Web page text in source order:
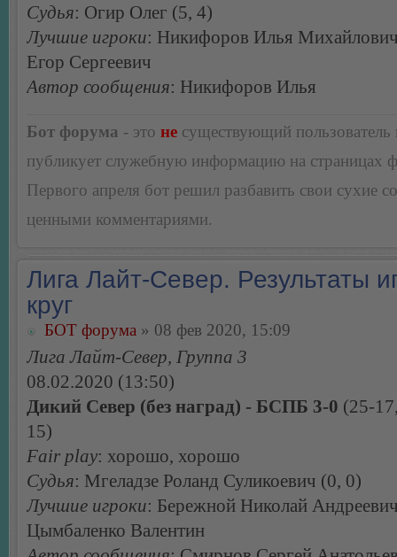
Судья: Огир Олег (5, 4)
Лучшие игроки: Никифоров Илья
Егор Сергеевич
Автор сообщения: Никифоров Илья
Бот форума - это не существующий пользователь
публикует служебную информацию на страницах
Первого апреля бот решил разбавить свои сухие
ценными комментариями.
Лига Лайт-Север. Результаты
круг
БОТ форума » 08 фев 2020, 15:09
Лига Лайт-Север, Группа 3
08.02.2020 (13:50)
Дикий Север (без наград) - БСПБ 3-0 (25-
15)
Fair play: хорошо, хорошо
Судья: Мгеладзе Роланд Суликоевич (0, 0)
Лучшие игроки: Бережной Николай
Цымбаленко Валентин